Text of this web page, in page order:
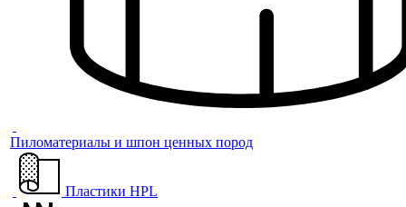
Пиломатериалы и шпон ценных пород
Пластики HPL